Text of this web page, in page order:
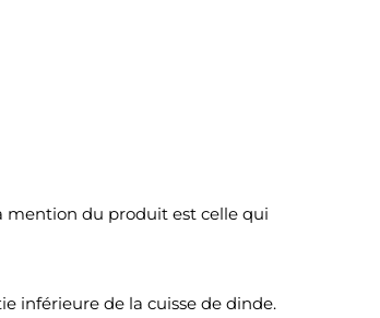
mention du produit est celle qui
inférieure de la cuisse de dinde.